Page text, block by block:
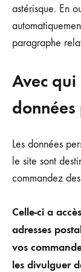
astérisque. En
paragraphe
Avec
données
Les données
le site sont
commandez
Celle-ci a
adresses
vos
les divulguer